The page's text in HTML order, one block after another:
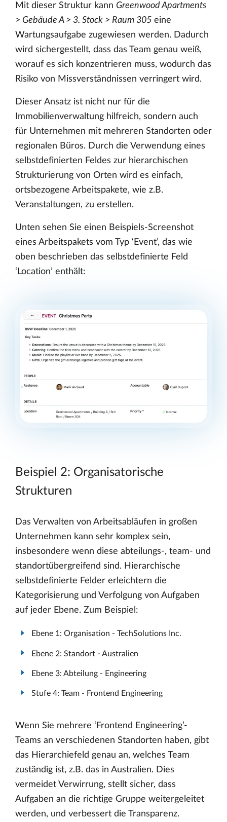
Mit dieser Struktur kann Greenwood Apartments
> Gebäude A > 3. Stock > Raum 305 eine
Wartungsaufgabe zugewiesen werden. Dadurch
wird sichergestellt, dass das Team genau weiß,
worauf es sich konzentrieren muss, wodurch das
Risiko von Missverständnissen verringert wird.
Dieser Ansatz ist nicht nur für die
Immobilienverwaltung hilfreich, sondern auch
für Unternehmen mit mehreren Standorten oder
regionalen Büros. Durch die Verwendung eines
selbstdefinierten Feldes zur hierarchischen
Strukturierung von Orten wird es einfach,
ortsbezogene Arbeitspakete, wie z.B.
Veranstaltungen, zu erstellen.
Unten sehen Sie einen Beispiels-Screenshot
eines Arbeitspakets vom Typ ‘Event’, das wie
oben beschrieben das selbstdefinierte Feld
‘Location’ enthält:
Beispiel 2: Organisatorische
Strukturen
Das Verwalten von Arbeitsabläufen in großen
Unternehmen kann sehr komplex sein,
insbesondere wenn diese abteilungs-, team- und
standortübergreifend sind. Hierarchische
selbstdefinierte Felder erleichtern die
Kategorisierung und Verfolgung von Aufgaben
auf jeder Ebene. Zum Beispiel:
Ebene 1: Organisation - TechSolutions Inc.
Ebene 2: Standort - Australien
Ebene 3: Abteilung - Engineering
Stufe 4: Team - Frontend Engineering
Wenn Sie mehrere ‘Frontend Engineering’-
Teams an verschiedenen Standorten haben, gibt
das Hierarchiefeld genau an, welches Team
zuständig ist, z.B. das in Australien. Dies
vermeidet Verwirrung, stellt sicher, dass
Aufgaben an die richtige Gruppe weitergeleitet
werden, und verbessert die Transparenz.